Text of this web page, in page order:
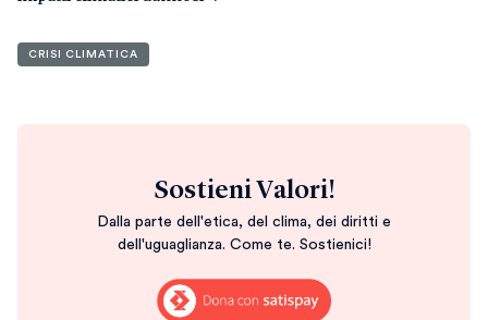
CRISI CLIMATICA
Sostieni Valori!
Dalla parte dell'etica, del clima, dei diritti e
dell'uguaglianza. Come te. Sostienici!